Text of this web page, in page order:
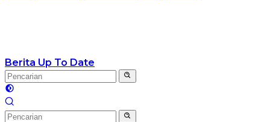
Berita Up To Date